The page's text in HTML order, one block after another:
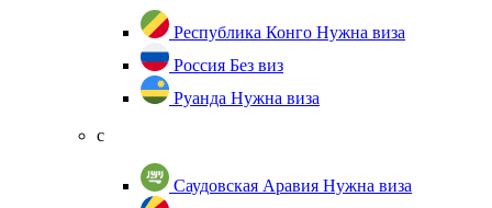
Республика Конго Нужна виза
Россия Без виз
Руанда Нужна виза
с
Саудовская Аравия Нужна виза